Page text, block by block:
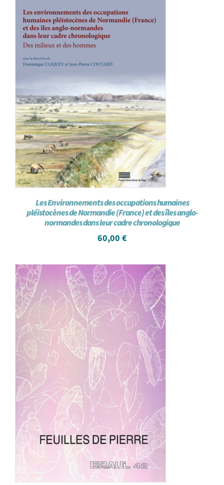
Les Environnements des occupations humaines
pléistocènes de Normandie (France) et des îles anglo-
normandes dans leur cadre chronologique
60,00 €